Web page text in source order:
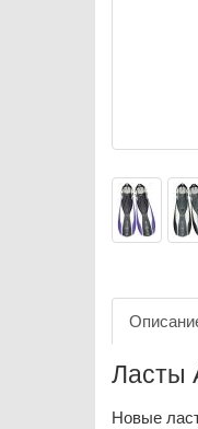
Ласты
Новые